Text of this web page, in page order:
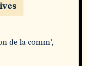
de la comm’,